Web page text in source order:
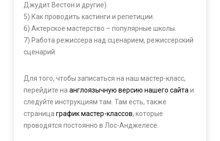
Джудит Вестон и другие)
5) Как проводить кастинги и репетиции.
6) Актерское мастерство – популярные школы.
7) Работа режиссера над сценарием, режиссерский
сценарий.
Для того, чтобы записаться на наш мастер-класс,
перейдите на англоязычную версию нашего сайта и
следуйте инструкциям там. Там есть, также
страница график мастер-классов, которые
проводятся постоянно в Лос-Анджелесе.